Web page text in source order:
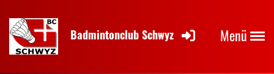
Menü
Badmintonclub Schwyz